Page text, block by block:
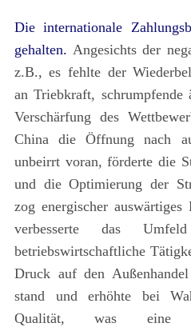
Die internationale
gehalten. Angesichts der
z.B., es fehlte der
an Triebkraft, schrumpfende
Verschärfung des
China die Öffnung nach
unbeirrt voran, förderte die
und die Optimierung der
zog energischer
verbesserte das
betriebswirtschaftliche
Druck auf den
stand und erhöhte bei
Qualität, was eine